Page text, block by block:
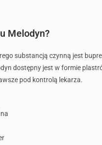
Melodyn?
substancją czynną jest
dostępny jest w formie
pod kontrolą lekarza.